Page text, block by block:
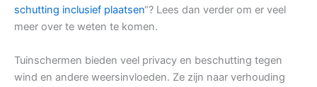
schutting inclusief plaatsen“? Lees dan verder om er veel
meer over te weten te komen.
Tuinschermen bieden veel privacy en beschutting tegen
wind en andere weersinvloeden. Ze zijn naar verhouding